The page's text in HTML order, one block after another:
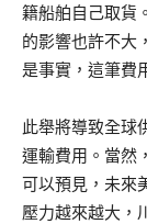
籍船舶自己取貨
的影響也許不大
是事實，這筆費
此舉將導致全球
運輸費用。當然
可以預見，未來
壓力越來越大，